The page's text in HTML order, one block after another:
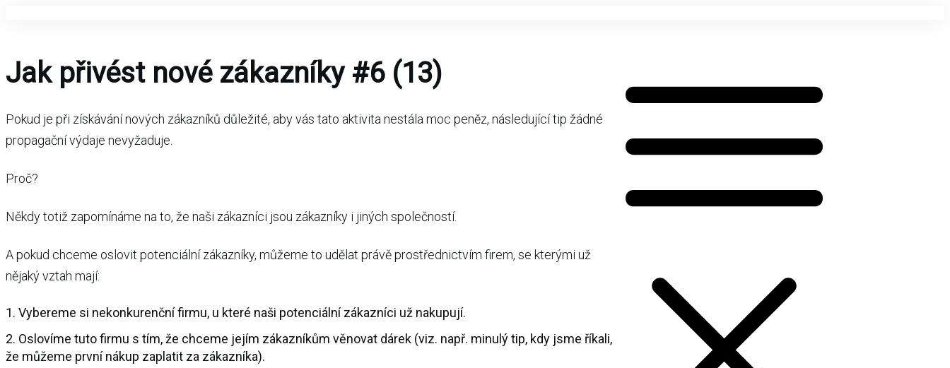
Jak přivést nové zákazníky #6 (13)
Pokud je při získávání nových zákazníků důležité, aby vás tato aktivita nestála moc peněz, následující tip žádné
propagační výdaje nevyžaduje.
Proč?
Někdy totiž zapomínáme na to, že naši zákazníci jsou zákazníky i jiných společností.
A pokud chceme oslovit potenciální zákazníky, můžeme to udělat právě prostřednictvím firem, se kterými už
nějaký vztah mají:
1. Vybereme si nekonkurenční firmu, u které naši potenciální zákazníci už nakupují.
2. Oslovíme tuto firmu s tím, že chceme jejím zákazníkům věnovat dárek (viz. např. minulý tip, kdy jsme říkali,
že můžeme první nákup zaplatit za zákazníka).